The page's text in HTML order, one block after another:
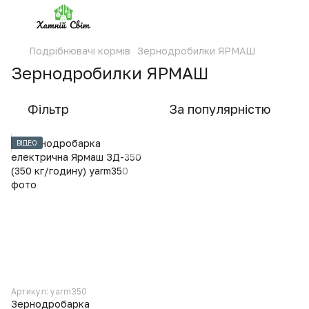
Подрібнювачі кормів Зернодробилки ЯРМАШ
Зернодробилки ЯРМАШ
Фільтр За популярністю
ВІДЕО
Артикул: yarm350
Зернодробарка